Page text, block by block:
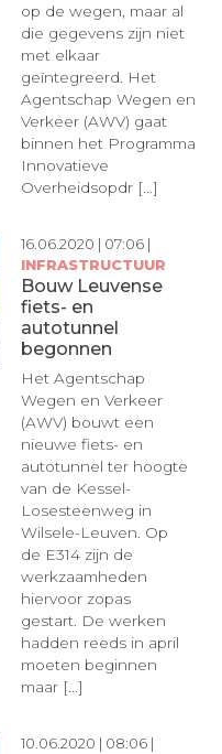
op de wegen, maar al
die gegevens zijn niet
met elkaar
geïntegreerd. Het
Agentschap Wegen en
Verkeer (AWV) gaat
binnen het Programma
Innovatieve
Overheidsopdr [...]
16.06.2020 | 07:06 |
INFRASTRUCTUUR
Bouw Leuvense
fiets- en
autotunnel
begonnen
Het Agentschap
Wegen en Verkeer
(AWV) bouwt een
nieuwe fiets- en
autotunnel ter hoogte
van de Kessel-
Losesteenweg in
Wilsele-Leuven. Op
de E314 zijn de
werkzaamheden
hiervoor zopas
gestart. De werken
hadden reeds in april
moeten beginnen
maar [...]
10.06.2020 | 08:06 |